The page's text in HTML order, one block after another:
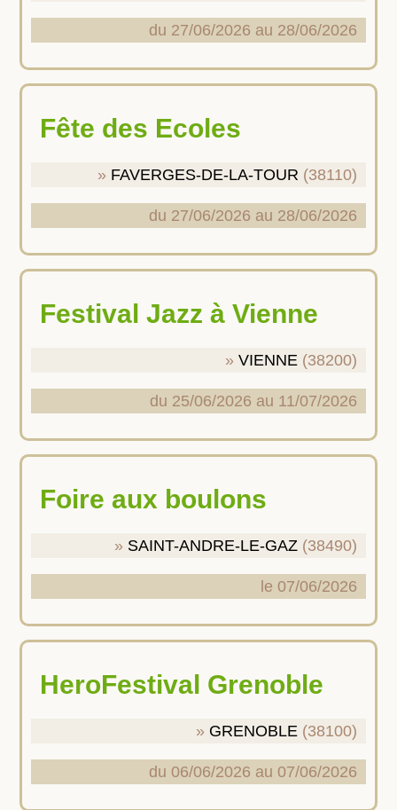
du 27/06/2026 au 28/06/2026
Fête des Ecoles
FAVERGES-DE-LA-TOUR (38110)
du 27/06/2026 au 28/06/2026
Festival Jazz à Vienne
VIENNE (38200)
du 25/06/2026 au 11/07/2026
Foire aux boulons
SAINT-ANDRE-LE-GAZ (38490)
le 07/06/2026
HeroFestival Grenoble
GRENOBLE (38100)
du 06/06/2026 au 07/06/2026